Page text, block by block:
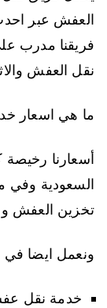
العفش عبر احدث
فريقنا مدرب
نقل العفش
ما هي اسعار
أسعارنا رخيصة
السعودية وفي
تخزين العفش
ونعمل ايضا في
خدمة نقل